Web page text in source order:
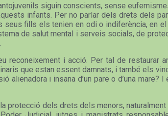
siguin conscients, sense
infants. Per no parlar dels drets dels
fills els tenien en odi o indiferència, en
de salut mental i serveis socials, de
reconeixement i acció. Per tal de restaurar
que estan essent damnats, i també els
i insana d’un pare o d’una mare?
protecció dels drets dels menors,